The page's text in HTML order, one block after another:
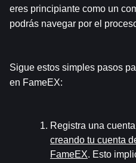
eres principiante como un
podrás navegar por el
Sigue estos simples pasos
en FameEX:
Registra una
creando tu cuenta
FameEX. Esto